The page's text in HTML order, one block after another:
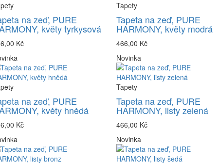
na zeď, PURE
květy tyrkysová
Kč
Tapety
Tapeta na zeď, PURE
HARMONY, květy modrá
466,00 Kč
na zeď, PURE
květy hnědá
Kč
Novinka
Tapety
Tapeta na zeď, PURE
HARMONY, listy zelená
466,00 Kč
Novinka